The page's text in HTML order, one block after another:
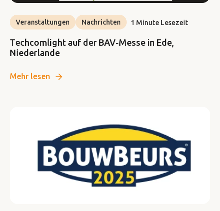
Veranstaltungen Nachrichten 1 Minute Lesezeit
Techcomlight auf der BAV-Messe in Ede,
Niederlande
Mehr lesen